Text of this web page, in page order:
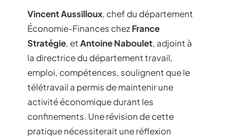
Vincent Aussilloux, chef du département
Économie-Finances chezFrance
Stratégie, etAntoine Naboulet, adjoint à
la directrice du département travail,
emploi, compétences, soulignent que le
télétravail a permis de maintenir une
activité économique durant les
confinements. Une révision de cette
pratique nécessiterait une réflexion